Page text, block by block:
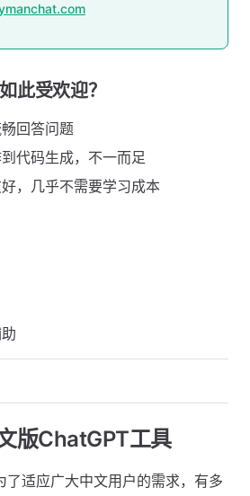
此受欢迎？
回答问题
代码生成，不一而足
，几乎不需要学习成本
版ChatGPT工具
适应广大中文用户的需求，有多